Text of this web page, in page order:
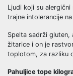
Ljudi koji su
trajne intolerancije
Spelta sadrži gluten,
žitarice i on je
toplotom, za razliku
Pahuljice tope